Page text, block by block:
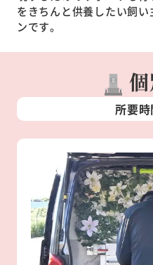
をきちんと供養したい飼
ンです。
所要